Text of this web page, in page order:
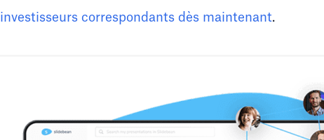
investisseurs correspondants dès maintenant.